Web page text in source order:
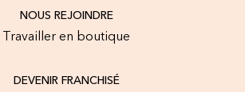
NOUS REJOINDRE
Travailler en boutique
DEVENIR FRANCHISÉ